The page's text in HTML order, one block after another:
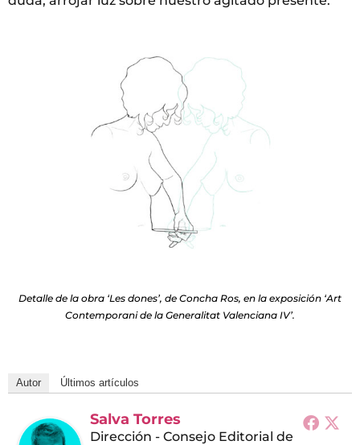
Detalle de la obra ‘Les dones’, de Concha Ros, en la exposición ‘Art
Contemporani de la Generalitat Valenciana IV’.
Autor Últimos artículos
Salva Torres
Dirección - Consejo Editorial de